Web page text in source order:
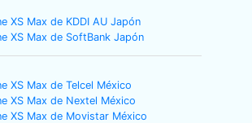
XS Max de KDDI AU Japón
XS Max de SoftBank Japón
XS Max de Telcel México
XS Max de Nextel México
XS Max de Movistar México